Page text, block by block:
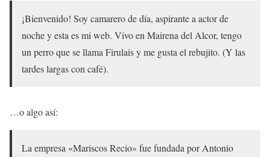
¡Bienvenido! Soy camarero de día, aspirante a actor de
noche y esta es mi web. Vivo en Mairena del Alcor, tengo
un perro que se llama Firulais y me gusta el rebujito. (Y las
tardes largas con café).
…o algo así:
La empresa «Mariscos Recio» fue fundada por Antonio